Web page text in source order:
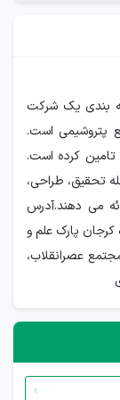
بندی یک شرکت
پتروشیمی است.
و تامین کرده است.
تحقیق، طراحی،
می دهند.آدرس
کرجان پارک علم و
عصرانقلاب،